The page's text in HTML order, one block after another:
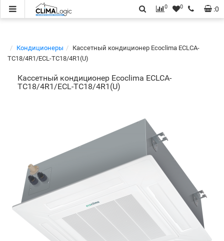
:0
0 0
Кондиционеры
Кассетный кондиционер Ecoclima ECLCA-
TC18/4R1/ECL-TC18/4R1(U)
Кассетный кондиционер Ecoclima ECLCA-
TC18/4R1/ECL-TC18/4R1(U)